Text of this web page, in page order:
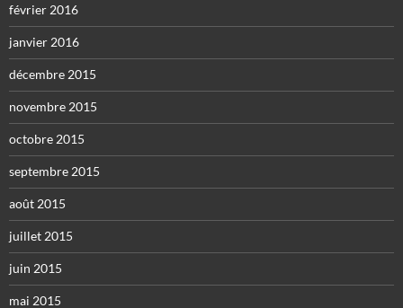
février 2016
janvier 2016
décembre 2015
novembre 2015
octobre 2015
septembre 2015
août 2015
juillet 2015
juin 2015
mai 2015